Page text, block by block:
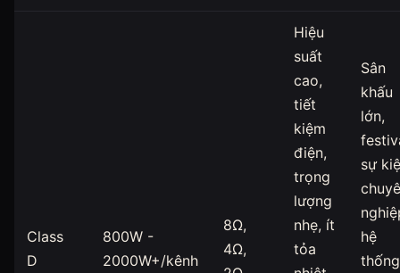
Class
D
800W -
2000W+/kênh
8Ω,
4Ω,
Hiệu
suất
cao,
tiết
kiệm
điện,
trọng
lượng
nhẹ, ít
tỏa
Sân
khấu
lớn,
sự
hệ
thống